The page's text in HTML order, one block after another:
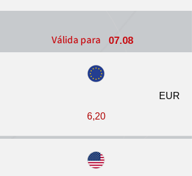
Válida para 07.08
EUR
6,20